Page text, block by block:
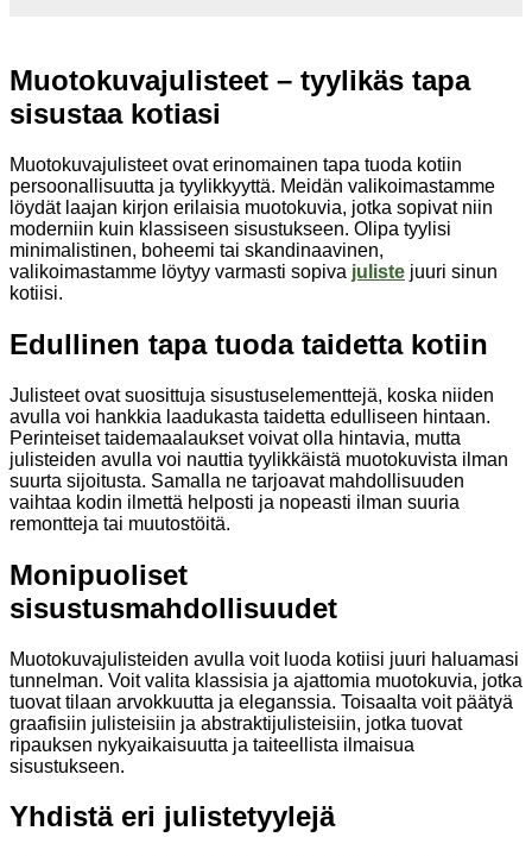
Muotokuvajulisteet – tyylikäs tapa
sisustaa kotiasi
Muotokuvajulisteet ovat erinomainen tapa tuoda kotiin
persoonallisuutta ja tyylikkyyttä. Meidän valikoimastamme
löydät laajan kirjon erilaisia muotokuvia, jotka sopivat niin
moderniin kuin klassiseen sisustukseen. Olipa tyylisi
minimalistinen, boheemi tai skandinaavinen,
valikoimastamme löytyy varmasti sopiva juliste juuri sinun
kotiisi.
Edullinen tapa tuoda taidetta kotiin
Julisteet ovat suosittuja sisustuselementtejä, koska niiden
avulla voi hankkia laadukasta taidetta edulliseen hintaan.
Perinteiset taidemaalaukset voivat olla hintavia, mutta
julisteiden avulla voi nauttia tyylikkäistä muotokuvista ilman
suurta sijoitusta. Samalla ne tarjoavat mahdollisuuden
vaihtaa kodin ilmettä helposti ja nopeasti ilman suuria
remontteja tai muutostöitä.
Monipuoliset
sisustusmahdollisuudet
Muotokuvajulisteiden avulla voit luoda kotiisi juuri haluamasi
tunnelman. Voit valita klassisia ja ajattomia muotokuvia, jotka
tuovat tilaan arvokkuutta ja eleganssia. Toisaalta voit päätyä
graafisiin julisteisiin ja abstraktijulisteisiin, jotka tuovat
ripauksen nykyaikaisuutta ja taiteellista ilmaisua
sisustukseen.
Yhdistä eri julistetyylejä